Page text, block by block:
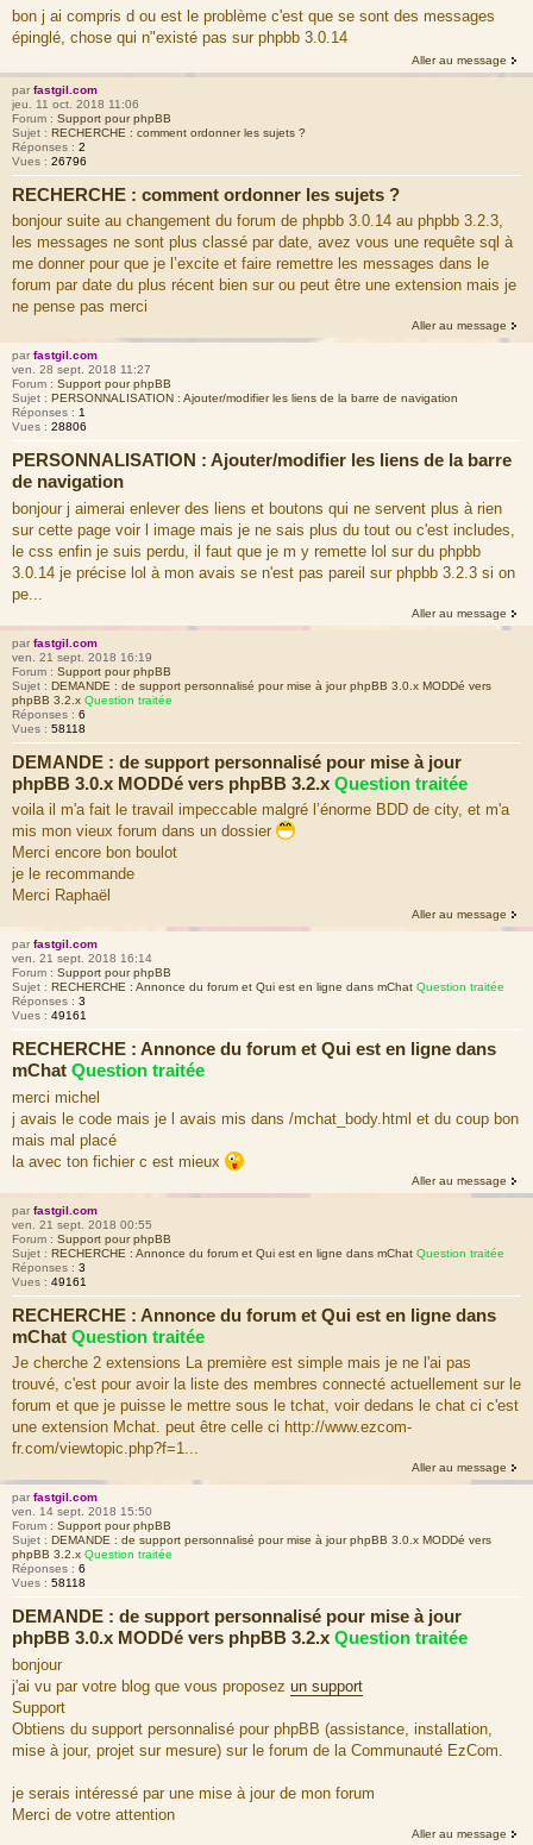
bon j ai compris d ou est le problème c'est que se sont des messages
épinglé, chose qui n"existé pas sur phpbb 3.0.14
Aller au message
par fastgil.com
jeu. 11 oct. 2018 11:06
Forum : Support pour phpBB
Sujet : RECHERCHE : comment ordonner les sujets ?
Réponses : 2
Vues : 26796
RECHERCHE : comment ordonner les sujets ?
bonjour suite au changement du forum de phpbb 3.0.14 au phpbb 3.2.3,
les messages ne sont plus classé par date, avez vous une requête sql à
me donner pour que je l’excite et faire remettre les messages dans le
forum par date du plus récent bien sur ou peut être une extension mais je
ne pense pas merci
Aller au message
par fastgil.com
ven. 28 sept. 2018 11:27
Forum : Support pour phpBB
Sujet : PERSONNALISATION : Ajouter/modifier les liens de la barre de navigation
Réponses : 1
Vues : 28806
PERSONNALISATION : Ajouter/modifier les liens de la barre
de navigation
bonjour j aimerai enlever des liens et boutons qui ne servent plus à rien
sur cette page voir l image mais je ne sais plus du tout ou c'est includes,
le css enfin je suis perdu, il faut que je m y remette lol sur du phpbb
3.0.14 je précise lol à mon avais se n'est pas pareil sur phpbb 3.2.3 si on
pe...
Aller au message
par fastgil.com
ven. 21 sept. 2018 16:19
Forum : Support pour phpBB
Sujet : DEMANDE : de support personnalisé pour mise à jour phpBB 3.0.x MODDé vers
phpBB 3.2.x Question traitée
Réponses : 6
Vues : 58118
DEMANDE : de support personnalisé pour mise à jour
phpBB 3.0.x MODDé vers phpBB 3.2.x Question traitée
voila il m'a fait le travail impeccable malgré l’énorme BDD de city, et m'a
mis mon vieux forum dans un dossier
Merci encore bon boulot
je le recommande
Merci Raphaël
Aller au message
par fastgil.com
ven. 21 sept. 2018 16:14
Forum : Support pour phpBB
Sujet : RECHERCHE : Annonce du forum et Qui est en ligne dans mChat Question traitée
Réponses : 3
Vues : 49161
RECHERCHE : Annonce du forum et Qui est en ligne dans
mChat Question traitée
merci michel
j avais le code mais je l avais mis dans /mchat_body.html et du coup bon
mais mal placé
la avec ton fichier c est mieux
Aller au message
par fastgil.com
ven. 21 sept. 2018 00:55
Forum : Support pour phpBB
Sujet : RECHERCHE : Annonce du forum et Qui est en ligne dans mChat Question traitée
Réponses : 3
Vues : 49161
RECHERCHE : Annonce du forum et Qui est en ligne dans
mChat Question traitée
Je cherche 2 extensions La première est simple mais je ne l'ai pas
trouvé, c'est pour avoir la liste des membres connecté actuellement sur le
forum et que je puisse le mettre sous le tchat, voir dedans le chat ci c'est
une extension Mchat. peut être celle ci http://www.ezcom-
fr.com/viewtopic.php?f=1...
Aller au message
par fastgil.com
ven. 14 sept. 2018 15:50
Forum : Support pour phpBB
Sujet : DEMANDE : de support personnalisé pour mise à jour phpBB 3.0.x MODDé vers
phpBB 3.2.x Question traitée
Réponses : 6
Vues : 58118
DEMANDE : de support personnalisé pour mise à jour
phpBB 3.0.x MODDé vers phpBB 3.2.x Question traitée
bonjour
j'ai vu par votre blog que vous proposez un support
Support
Obtiens du support personnalisé pour phpBB (assistance, installation,
mise à jour, projet sur mesure) sur le forum de la Communauté EzCom.
je serais intéressé par une mise à jour de mon forum
Merci de votre attention
Aller au message